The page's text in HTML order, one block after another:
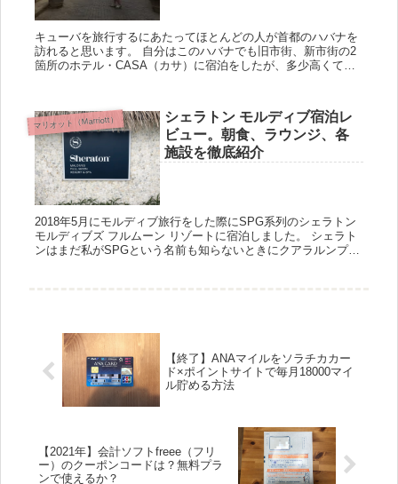
キューバを旅行するにあたってほとんどの人が首都のハバナを
訪れると思います。 自分はこのハバナでも旧市街、新市街の2
箇所のホテル・CASA（カサ）に宿泊をしたが、多少高くても
マリオット（Marriott）
シェラトン モルディブ宿泊レ
ビュー。朝食、ラウンジ、各
施設を徹底紹介
2018年5月にモルディブ旅行をした際にSPG系列のシェラトン
モルディブズ フルムーン リゾートに宿泊しました。 シェラト
ンはまだ私がSPGという名前も知らないときにクアラルンプー
【終了】ANAマイルをソラチカカー
ド×ポイントサイトで毎月18000マイ
ル貯める方法
【2021年】会計ソフトfreee（フリ
ー）のクーポンコードは？無料プラ
ンで使えるか？